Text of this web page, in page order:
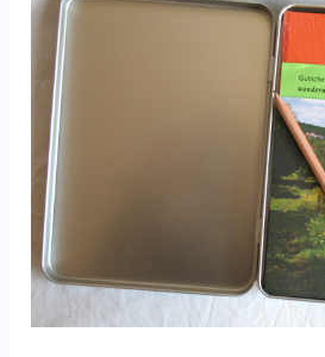
lebt,
wird
krank“
Interview
mit
Nathalie
Bromberger